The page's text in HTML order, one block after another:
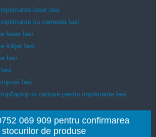
laser Iasi
cu cerneala Iasi
laser Iasi
inkjet Iasi
Iasi
uri Iasi
laptop si cartuse pentru imprimante Iasi
069 909 pentru confirmarea
stocurilor de produse